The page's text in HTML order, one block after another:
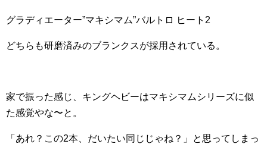
グラディエーター”マキシマム”バルトロ ヒート2
どちらも研磨済みのブランクスが採用されている。
家で振った感じ、キングヘビーはマキシマムシリーズに似
た感覚やな〜と。
「あれ？この2本、だいたい同じじゃね？」と思ってしまっ